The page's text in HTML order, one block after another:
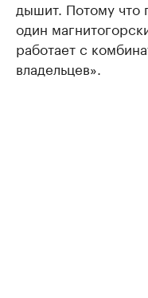
дышит. Потому что
один
работает с
владельцев».